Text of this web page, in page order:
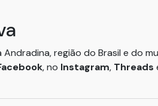
região do Brasil e do
, no Instagram, Threads